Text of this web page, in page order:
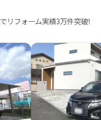
リフォーム実績3万件突破!